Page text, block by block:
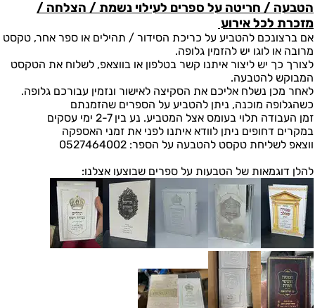
הטבעה / חריטה על ספרים לעילוי נשמת / הצלחה /
מזכרת לכל אירוע
אם ברצונכם להטביע על כריכת הסידור / תהילים או ספר אחר, טקסט
מרובה או לוגו יש להזמין גלופה.
לצורך כך יש ליצור איתנו קשר בטלפון או בווצאפ, לשלוח את הטקסט
המבוקש להטבעה.
לאחר מכן נשלח אליכם את הסקיצה לאישור ונזמין עבורכם גלופה.
כשהגלופה מוכנה, ניתן להטביע על הספרים שהזמנתם
זמן העבודה תלוי בעומס אצל המטביע. נע בין 2-7 ימי עסקים
במקרים דחופים ניתן לוודא איתנו לפני את זמני האספקה
ווצאפ לשליחת טקסט להטבעה על הספר: 0527464002
להלן דוגמאות של הטבעות על ספרים שבוצעו אצלנו: